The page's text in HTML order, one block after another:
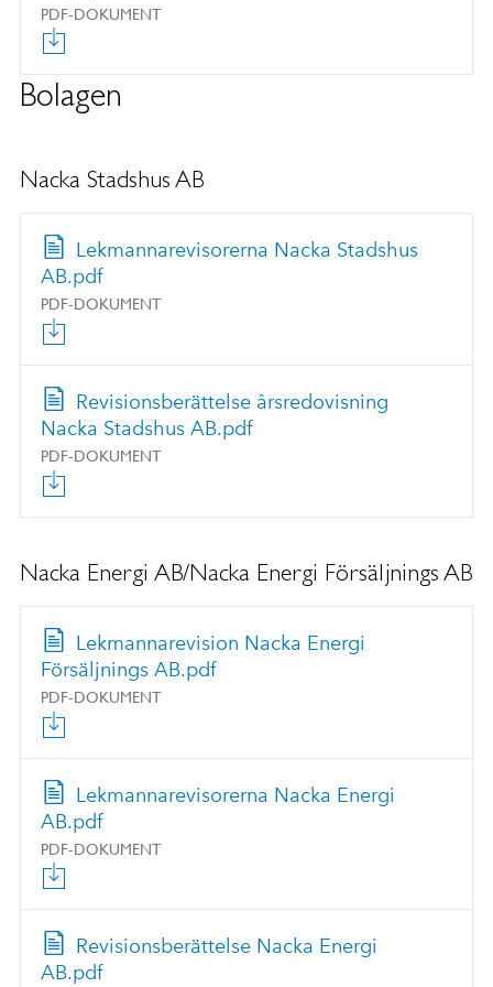
PDF-DOKUMENT
Bolagen
Nacka Stadshus AB
Lekmannarevisorerna Nacka Stadshus
AB.pdf
PDF-DOKUMENT
Revisionsberättelse årsredovisning
Nacka Stadshus AB.pdf
PDF-DOKUMENT
Nacka Energi AB/Nacka Energi Försäljnings AB
Lekmannarevision Nacka Energi
Försäljnings AB.pdf
PDF-DOKUMENT
Lekmannarevisorerna Nacka Energi
AB.pdf
PDF-DOKUMENT
Revisionsberättelse Nacka Energi
AB.pdf